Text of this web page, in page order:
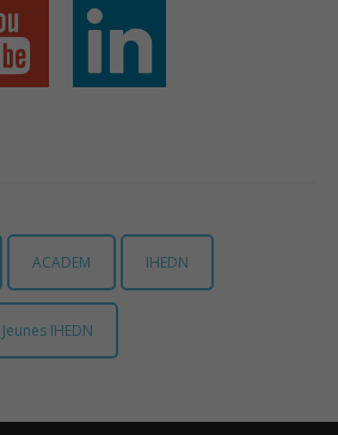
ACADEM IHEDN
Jeunes IHEDN